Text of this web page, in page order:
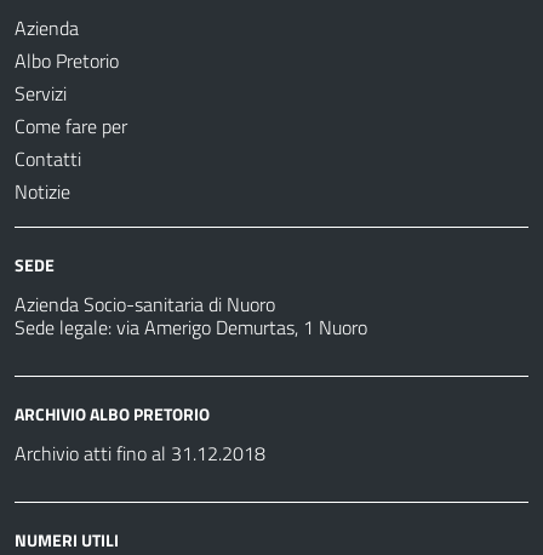
Azienda
Albo Pretorio
Servizi
Come fare per
Contatti
Notizie
SEDE
Azienda Socio-sanitaria di Nuoro
Sede legale: via Amerigo Demurtas, 1 Nuoro
ARCHIVIO ALBO PRETORIO
Archivio atti fino al 31.12.2018
NUMERI UTILI